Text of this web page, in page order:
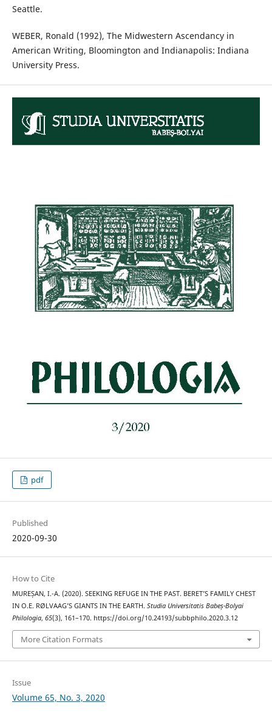
Seattle.
WEBER, Ronald (1992), The Midwestern Ascendancy in
American Writing, Bloomington and Indianapolis: Indiana
University Press.
pdf
Published
2020-09-30
How to Cite
MUREȘAN, I.-A. (2020). SEEKING REFUGE IN THE PAST. BERET’S FAMILY CHEST
IN O.E. RØLVAAG’S GIANTS IN THE EARTH. Studia Universitatis Babeș-Bolyai
Philologia, 65(3), 161–170. https://doi.org/10.24193/subbphilo.2020.3.12
More Citation Formats
Issue
Volume 65, No. 3, 2020